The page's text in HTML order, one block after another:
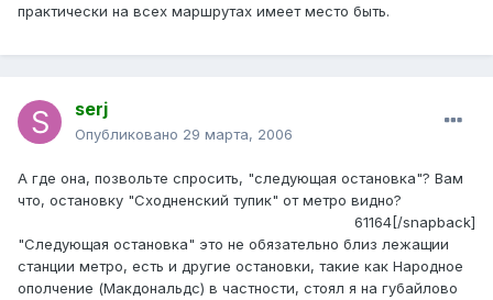
практически на всех маршрутах имеет место быть.
serj
Опубликовано 29 марта, 2006
А где она, позвольте спросить, "следующая остановка"? Вам
что, остановку "Сходненский тупик" от метро видно?
61164[/snapback]
"Следующая остановка" это не обязательно близ лежащии
станции метро, есть и другие остановки, такие как Народное
ополчение (Макдональдс) в частности, стоял я на губайлово